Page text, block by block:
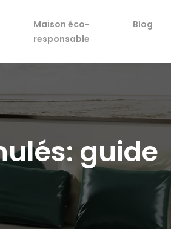
Maison éco-
responsable
Blog
guide